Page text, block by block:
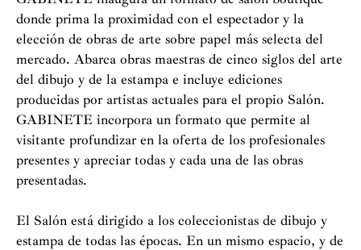
donde prima la proximidad con el espectador y la
elección de obras de arte sobre papel más selecta del
mercado. Abarca obras maestras de cinco siglos del arte
del dibujo y de la estampa e incluye ediciones
producidas por artistas actuales para el propio Salón.
GABINETE incorpora un formato que permite al
visitante profundizar en la oferta de los profesionales
presentes y apreciar todas y cada una de las obras
presentadas.
El Salón está dirigido a los coleccionistas de dibujo y
estampa de todas las épocas. En un mismo espacio, y de